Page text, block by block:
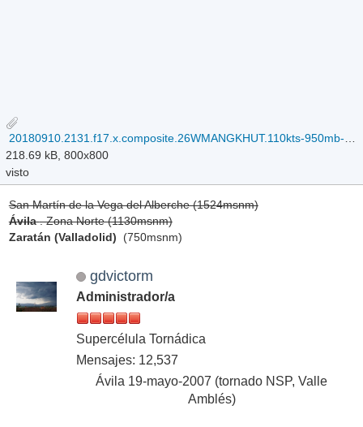
20180910.2131.f17.x.composite.26WMANGKHUT.110kts-950mb-140N-1426E.075pc.jpg
218.69 kB, 800x800
visto
San Martín de la Vega del Alberche (1524msnm)
Ávila. Zona Norte (1130msnm)
Zaratán (Valladolid) (750msnm)
gdvictorm
Administrador/a
Supercélula Tornádica
Mensajes: 12,537
Ávila 19-mayo-2007 (tornado NSP, Valle
Amblés)